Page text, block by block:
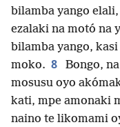
bilamba yango elali,
ezalaki na motó na
bilamba yango,
moko. 8
Bongo,
mosusu oyo
kati, mpe amonaki
naino te likomami